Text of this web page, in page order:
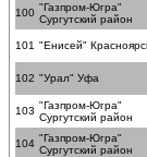
100 "Газпром-Югра"
Сургутский район
101 "Енисей"
102 "Урал" Уфа
103 "Газпром-Югра"
Сургутский район
104 "Газпром-Югра"
Сургутский район